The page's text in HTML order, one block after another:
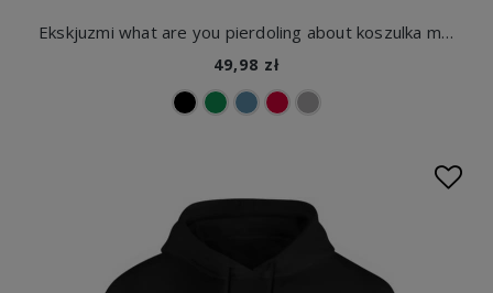
Ekskjuzmi what are you pierdoling about koszulka męska
49,98 zł